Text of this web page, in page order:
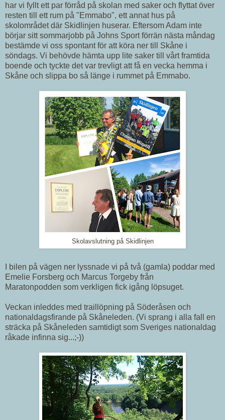
har vi fyllt ett par förråd på skolan med saker och flyttat över
resten till ett rum på "Emmabo", ett annat hus på
skolområdet där Skidlinjen huserar. Eftersom Adam inte
börjar sitt sommarjobb på Johns Sport förrän nästa måndag
bestämde vi oss spontant för att köra ner till Skåne i
söndags. Vi behövde hämta upp lite saker till vårt framtida
boende och tyckte det var trevligt att få en vecka hemma i
Skåne och slippa bo så länge i rummet på Emmabo.
Skolavslutning på Skidlinjen
I bilen på vägen ner lyssnade vi på två (gamla) poddar med
Emelie Forsberg och Marcus Torgeby från
Maratonpodden som verkligen fick igång löpsuget.
Veckan inleddes med traillöpning på Söderåsen och
nationaldagsfirande på Skåneleden. (Vi sprang i alla fall en
sträcka på Skåneleden samtidigt som Sveriges nationaldag
råkade infinna sig...;-))